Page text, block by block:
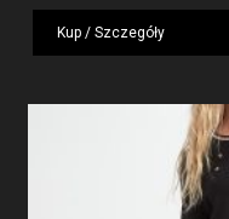
1959,00 zł.
Kup / Szczegóły